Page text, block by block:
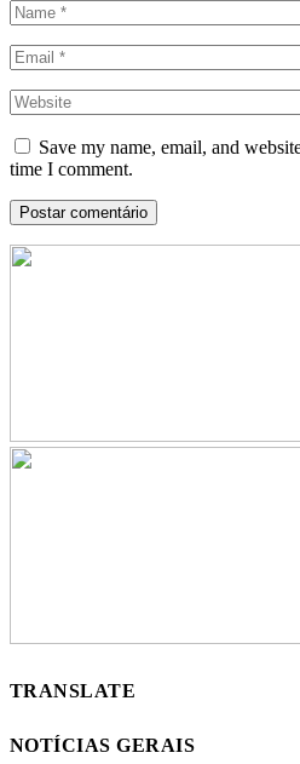
Save my name, email, and
time I comment.
TRANSLATE
NOTÍCIAS GERAIS